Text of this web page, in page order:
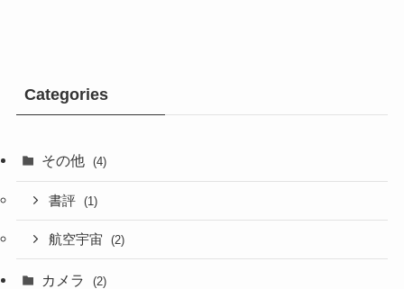
Categories
その他 (4)
書評 (1)
航空宇宙 (2)
カメラ (2)